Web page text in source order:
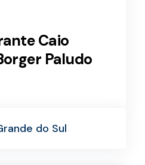
Caio
Paludo
do Sul